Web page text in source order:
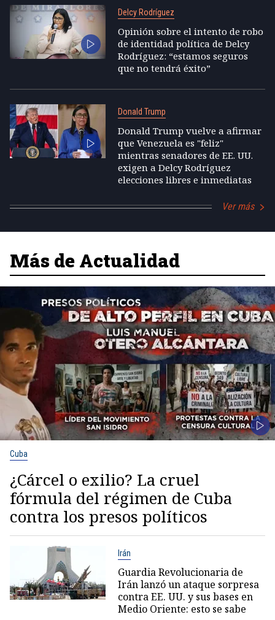
Delcy Rodríguez
Opinión sobre el intento de robo
de identidad política de Delcy
Rodríguez: “estamos seguros
que no tendrá éxito”
Donald Trump
Donald Trump vuelve a afirmar
que Venezuela es "feliz"
mientras senadores de EE. UU.
exigen a Delcy Rodríguez
elecciones libres e inmediatas
Ver más
Más de Actualidad
Cuba
¿Cárcel o exilio? La cruel
fórmula del régimen de Cuba
contra los presos políticos
Irán
Guardia Revolucionaria de
Irán lanzó un ataque sorpresa
contra EE. UU. y sus bases en
Medio Oriente: esto se sabe